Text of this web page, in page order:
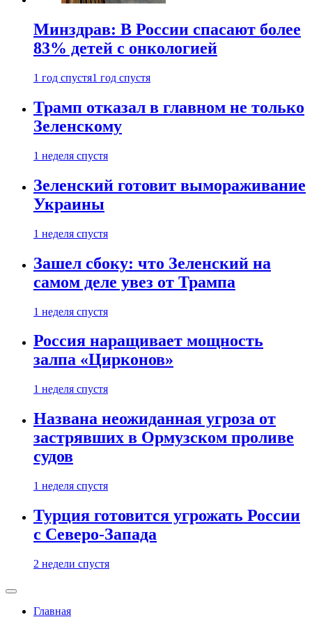
Минздрав: В России спасают более
83% детей с онкологией
1 год спустя1 год спустя
Трамп отказал в главном не только
Зеленскому
1 неделя спустя
Зеленский готовит вымораживание
Украины
1 неделя спустя
Зашел сбоку: что Зеленский на
самом деле увез от Трампа
1 неделя спустя
Россия наращивает мощность
залпа «Цирконов»
1 неделя спустя
Названа неожиданная угроза от
застрявших в Ормузском проливе
судов
1 неделя спустя
Турция готовится угрожать России
с Северо-Запада
2 недели спустя
Главная